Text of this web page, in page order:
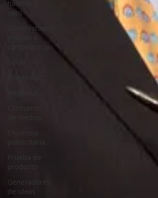
hábitos y
usos
Observatorios
competencia
Prueba de
producto
Generadores
de ideas